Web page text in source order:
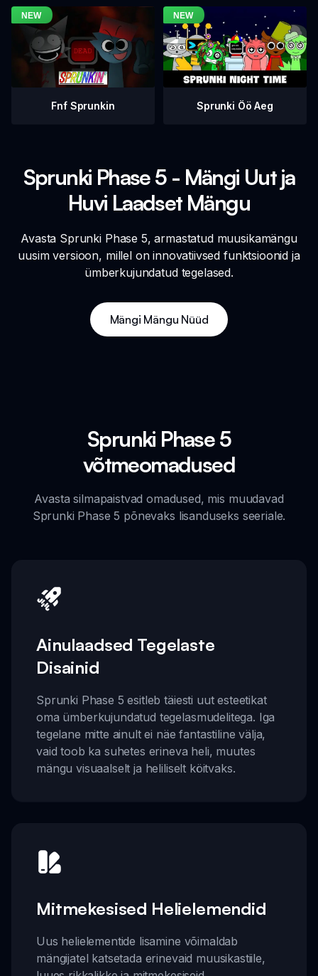
Fnf Sprunkin Sprunki Öö Aeg
Sprunki Phase 5 - Mängi Uut ja
Huvi Laadset Mängu
Avasta Sprunki Phase 5, armastatud muusikamängu
uusim versioon, millel on innovatiivsed funktsioonid ja
ümberkujundatud tegelased.
Mängi Mängu Nüüd
Sprunki Phase 5
võtmeomadused
Avasta silmapaistvad omadused, mis muudavad
Sprunki Phase 5 põnevaks lisanduseks seeriale.
Ainulaadsed Tegelaste
Disainid
Sprunki Phase 5 esitleb täiesti uut esteetikat
oma ümberkujundatud tegelasmudelitega. Iga
tegelane mitte ainult ei näe fantastiline välja,
vaid toob ka suhetes erineva heli, muutes
mängu visuaalselt ja heliliselt köitvaks.
Mitmekesised Helielemendid
Uus helielementide lisamine võimaldab
mängijatel katsetada erinevaid muusikastiile,